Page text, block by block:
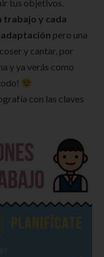
tus objetivos.
trabajo y cada
pero una
y cantar, por
y ya verás como
con las claves